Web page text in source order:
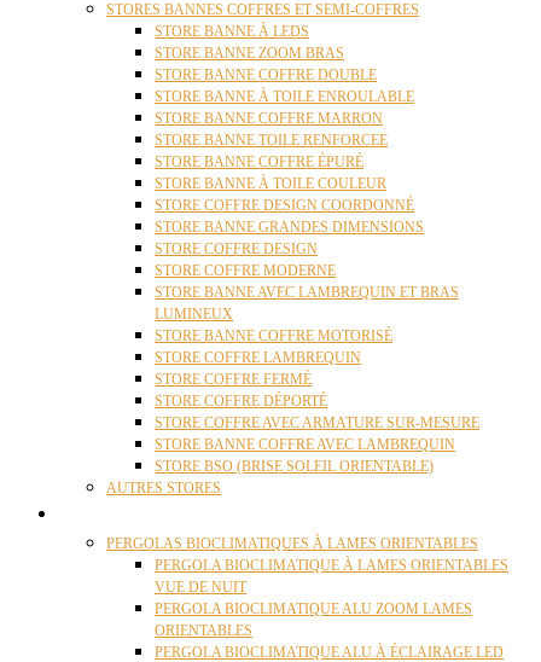
STORES BANNES COFFRES ET SEMI-COFFRES
STORE BANNE À LEDS
STORE BANNE ZOOM BRAS
STORE BANNE COFFRE DOUBLE
STORE BANNE À TOILE ENROULABLE
STORE BANNE COFFRE MARRON
STORE BANNE TOILE RENFORCEE
STORE BANNE COFFRE ÉPURÉ
STORE BANNE À TOILE COULEUR
STORE COFFRE DESIGN COORDONNÉ
STORE BANNE GRANDES DIMENSIONS
STORE COFFRE DESIGN
STORE COFFRE MODERNE
STORE BANNE AVEC LAMBREQUIN ET BRAS
LUMINEUX
STORE BANNE COFFRE MOTORISÉ
STORE COFFRE LAMBREQUIN
STORE COFFRE FERMÉ
STORE COFFRE DÉPORTÉ
STORE COFFRE AVEC ARMATURE SUR-MESURE
STORE BANNE COFFRE AVEC LAMBREQUIN
STORE BSO (BRISE SOLEIL ORIENTABLE)
AUTRES STORES
PERGOLAS BIOCLIMATIQUES À LAMES ORIENTABLES
PERGOLA BIOCLIMATIQUE À LAMES ORIENTABLES
VUE DE NUIT
PERGOLA BIOCLIMATIQUE ALU ZOOM LAMES
ORIENTABLES
PERGOLA BIOCLIMATIQUE ALU À ÉCLAIRAGE LED